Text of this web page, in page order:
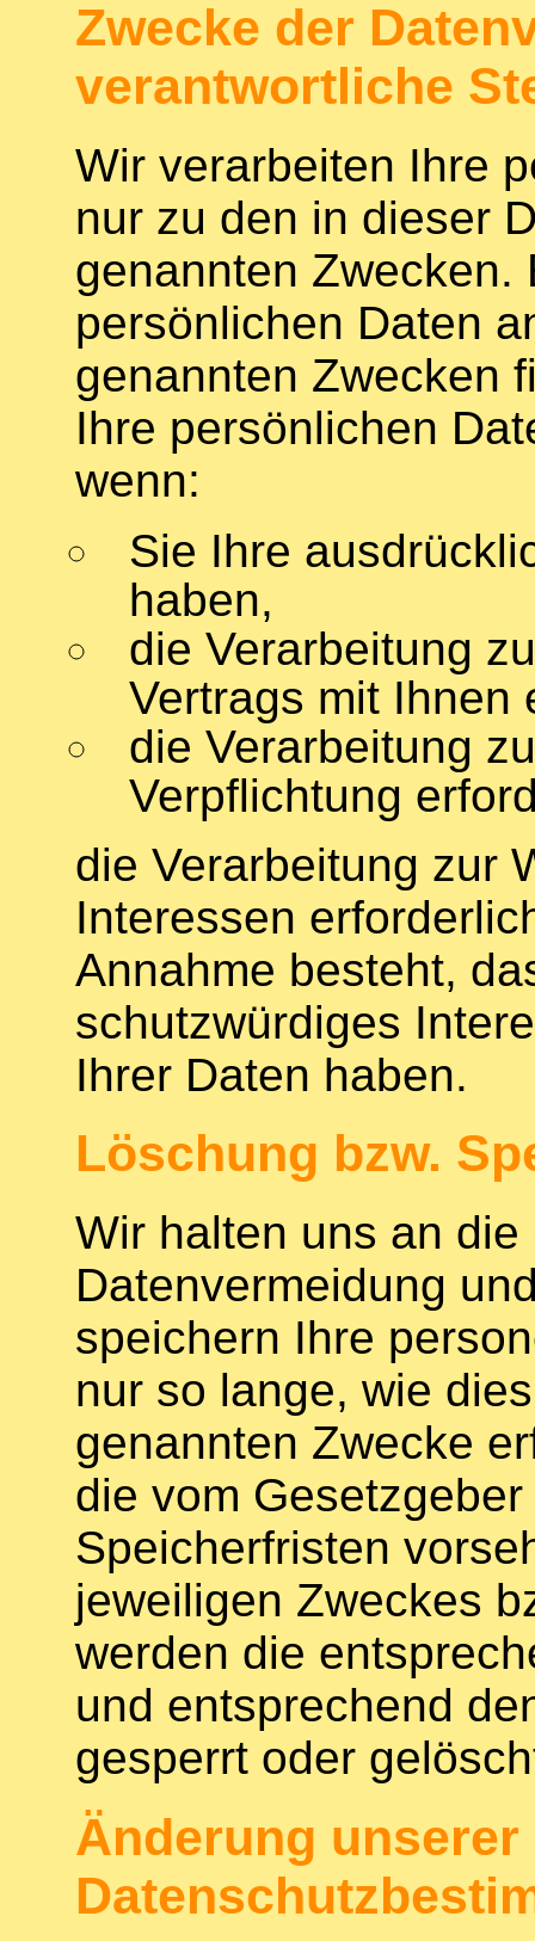
Zwecke der
verantwortliche
Wir verarbeiten Ihre
nur zu den in dieser
genannten Zwecken.
persönlichen Daten
genannten Zwecken
Ihre persönlichen
wenn:
Sie Ihre
haben,
die Verarbeitung
Vertrags mit Ihnen
die Verarbeitung
Verpflichtung
die Verarbeitung zur
Interessen
Annahme besteht,
schutzwürdiges
Ihrer Daten haben.
Löschung bzw.
Wir halten uns an
Datenvermeidung
speichern Ihre
nur so lange, wie
genannten Zwecke
die vom
Speicherfristen
jeweiligen Zweckes
werden die
und entsprechend
gesperrt oder
Änderung unserer